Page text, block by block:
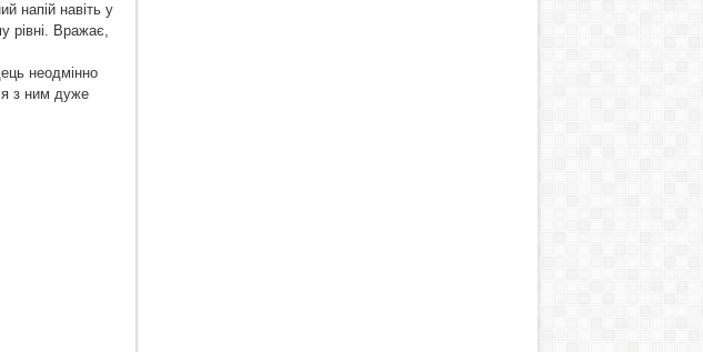
напій навіть у
рівні. Вражає,
неодмінно
з ним дуже